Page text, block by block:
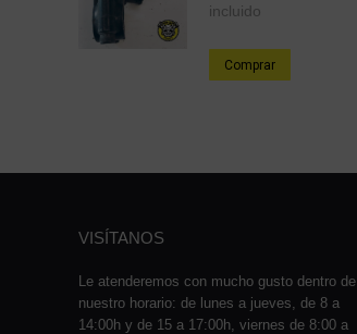
incluido
Comprar
VISÍTANOS
Le atenderemos con mucho gusto dentro de
nuestro horario: de lunes a jueves, de 8 a
14:00h y de 15 a 17:00h, viernes de 8:00 a